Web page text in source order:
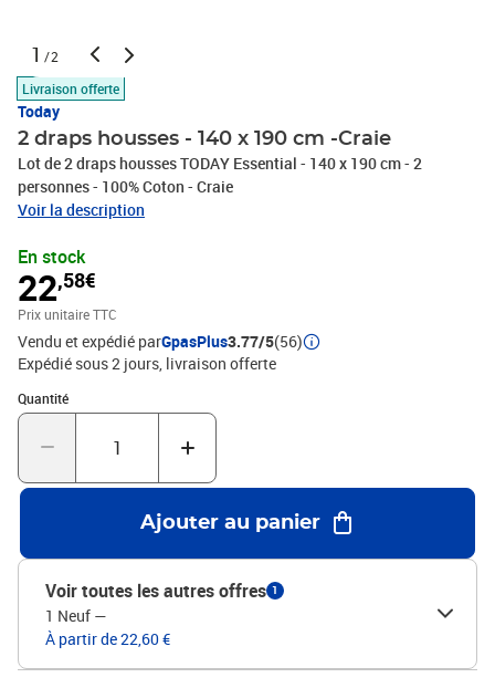
1 /2
Livraison offerte
Today
2 draps housses - 140 x 190 cm -Craie
Lot de 2 draps housses TODAY Essential - 140 x 190 cm - 2
personnes - 100% Coton - Craie
Voir la description
En stock
22,58€
Prix unitaire TTC
Vendu et expédié parGpasPlus3.77/5(56)
Expédié sous 2 jours livraison offerte
Quantité
Quantité : 1
Ajouter au panier
Voir toutes les autres offres 1
1 Neuf —
À partir de 22,60 €